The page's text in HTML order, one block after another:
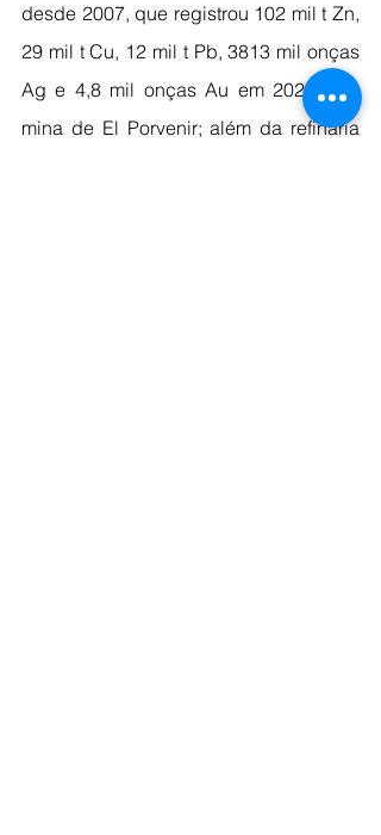
desde 2007, que registrou 102 mil t Zn,
29 mil t Cu, 12 mil t Pb, 3813 mil onças
Ag e 4,8 mil onças Au em 2021; e a
mina de El Porvenir; além da refinaria